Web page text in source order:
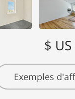
$ US
Exemples